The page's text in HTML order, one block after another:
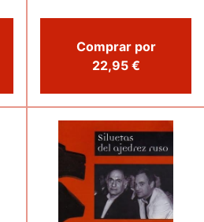
Comprar por
22,95 €